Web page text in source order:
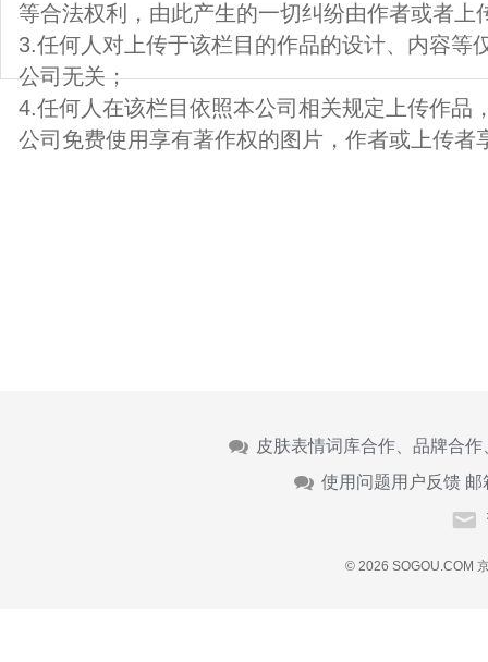
等合法权利，由此产生的一切纠纷由作者或者上
3.任何人对上传于该栏目的作品的设计、内容等
公司无关；
4.任何人在该栏目依照本公司相关规定上传作品
公司免费使用享有著作权的图片，作者或上传者
皮肤表情词库合作、品牌合
使用问题用户反馈 邮
© 2026 SOGOU.COM